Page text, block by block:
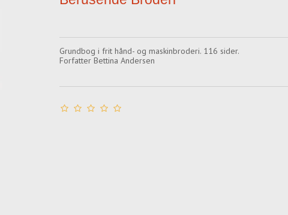
Grundbog i frit hånd- og maskinbroderi. 116 sider.
Forfatter Bettina Andersen